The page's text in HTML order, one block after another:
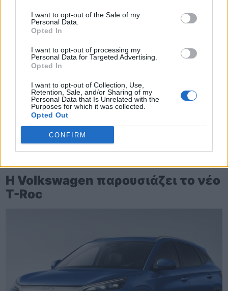
I want to opt-out of the Sale of my
Personal Data.
Opted In
I want to opt-out of processing my
Personal Data for Targeted Advertising.
Opted In
I want to opt-out of Collection, Use,
Retention, Sale, and/or Sharing of my
Personal Data that Is Unrelated with the
Purposes for which it was collected.
Opted Out
CONFIRM
Η Volkswagen παρουσιάζει το νέο
T-Roc